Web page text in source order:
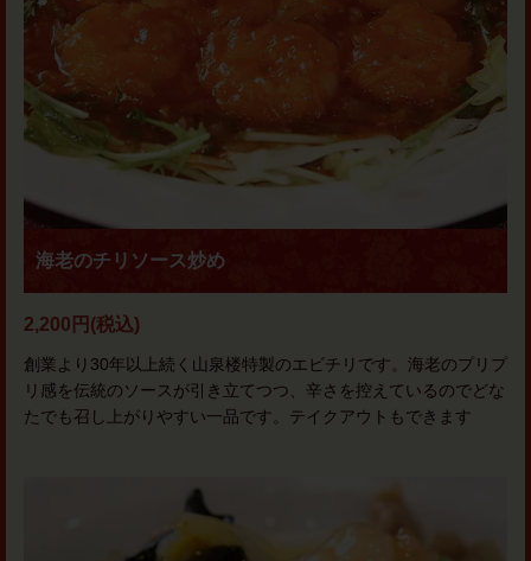
海老のチリソース炒め
2,200円 (税込)
創業より30年以上続く山泉楼特製のエビチリです。海老のプリプ
リ感を伝統のソースが引き立てつつ、辛さを控えているのでどな
たでも召し上がりやすい一品です。テイクアウトもできます